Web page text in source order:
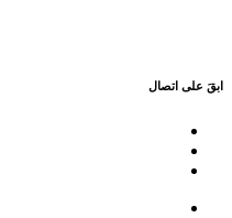
ابقَ على اتصال